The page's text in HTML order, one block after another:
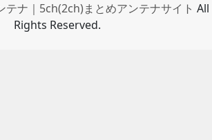
テナ｜5ch(2ch)まとめアンテナサイト All
Rights Reserved.